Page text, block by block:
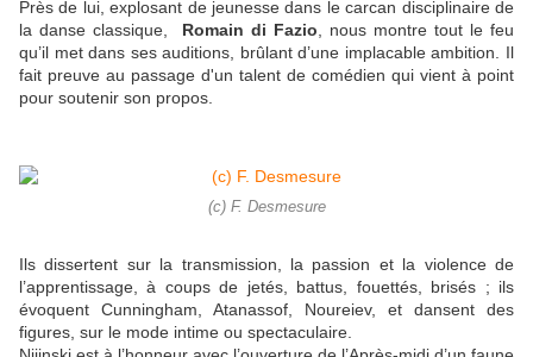
Près de lui, explosant de jeunesse dans le carcan disciplinaire de
la danse classique, Romain di Fazio , nous montre tout le feu
qu’il met dans ses auditions, brûlant d’une implacable ambition.
Il
fait preuve au passage d'un talent de comédien qui vient à point
pour soutenir son propos.
(c) F. Desmesure
Ils dissertent sur la transmission, la passion et la violence de
l’apprentissage, à coups de jetés, battus, fouettés, brisés ; ils
évoquent Cunningham, Atanassof, Noureiev, et dansent des
figures, sur le mode intime ou spectaculaire.